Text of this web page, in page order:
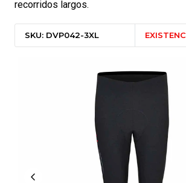
recorridos largos.
SKU: DVP042-3XL